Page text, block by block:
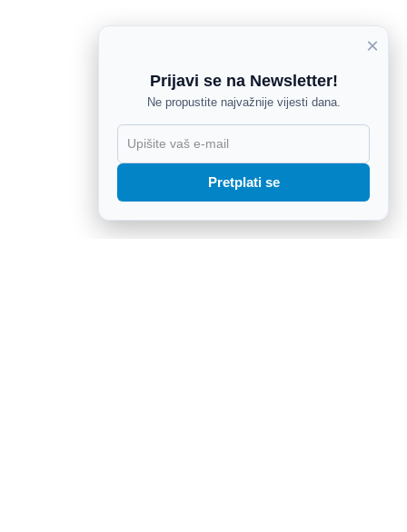
×
Prijavi se na Newsletter!
Ne propustite najvažnije vijesti dana.
Pretplati se